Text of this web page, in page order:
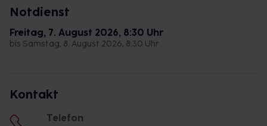
Notdienst
Freitag, 7. August 2026, 8:30 Uhr
bis Samstag, 8. August 2026, 8:30 Uhr
Kontakt
Telefon